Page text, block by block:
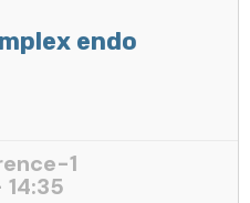
endo
1